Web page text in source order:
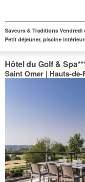
Saveurs & Traditions
Petit déjeuner, piscine
Hôtel du Golf & Spa
Saint Omer | Hauts-de-